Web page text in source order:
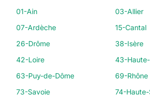
01-Ain
03-Allier
07-Ardèche
15-Cantal
26-Drôme
38-Isère
42-Loire
43-
63-Puy-de-Dôme
69-Rhône
73-Savoie
74-